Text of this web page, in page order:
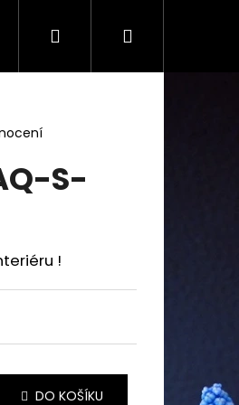
Obchodní podmínky
PřihlášeníNákupní
S-
!
DO KOŠÍKU